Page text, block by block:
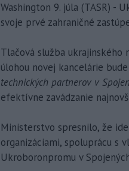
Washington 9. júla (TASR) -
svoje prvé zahraničné
Tlačová služba
úlohou novej kancelárie
technických partnerov v
efektívne zavádzanie
Ministerstvo spresnilo, že
organizáciami, spoluprácu s
Ukroboronpromu v